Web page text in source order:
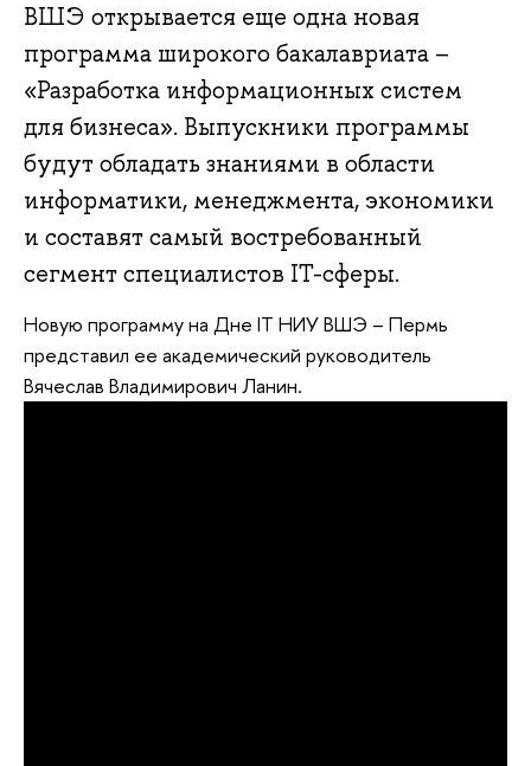
ВШЭ открывается еще одна новая
программа широкого бакалавриата –
«Разработка информационных систем
для бизнеса». Выпускники программы
будут обладать знаниями в области
информатики, менеджмента, экономики
и составят самый востребованный
сегмент специалистов IT-сферы.
Новую программу на Дне IT НИУ ВШЭ – Пермь
представил ее академический руководитель
Вячеслав Владимирович Ланин.